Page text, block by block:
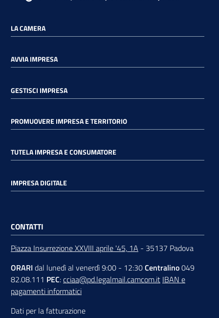
LA CAMERA
AVVIA IMPRESA
GESTISCI IMPRESA
PROMUOVERE IMPRESA E TERRITORIO
TUTELA IMPRESA E CONSUMATORE
IMPRESA DIGITALE
CONTATTI
Piazza Insurrezione XXVIII aprile '45, 1A - 35137 Padova
ORARI dal lunedì al venerdì 9:00 - 12:30Centralino049
82.08.111 PEC:cciaa@pd.legalmail.camcom.it IBAN e
pagamenti informatici
Dati per la fatturazione